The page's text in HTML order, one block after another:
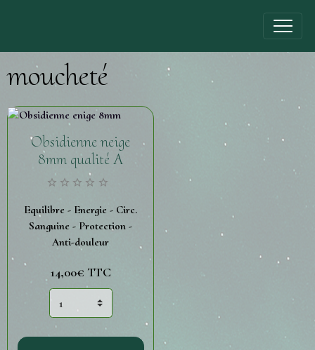
moucheté
Obsidienne neige
8mm qualité A
Equilibre - Energie - Circ.
Sanguine - Protection -
Anti-douleur
14,00€ TTC